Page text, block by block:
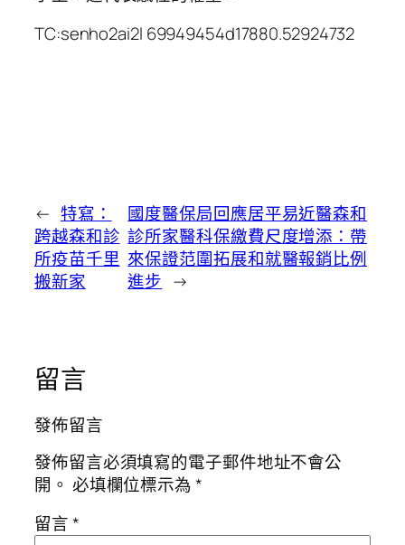
TC:senho2ai2l 69949454d17880.52924732
← 特寫：
跨越森和診
所疫苗千里
搬新家
國度醫保局回應居平易近醫森和
診所家醫科保繳費尺度增添：帶
來保證范圍拓展和就醫報銷比例
進步 →
留言
發佈留言
發佈留言必須填寫的電子郵件地址不會公
開。 必填欄位標示為*
留言*